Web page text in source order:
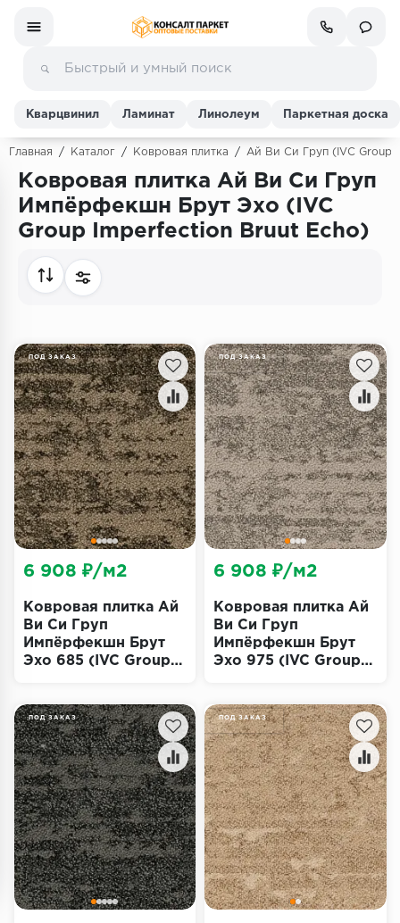
Ламинат
Линолеум
Кварц-винил (ПВХ плитка)
Паркетная доска
Террасная доска
Пробковое покрытие
Ковровая плитка
Плинтус
Подложка
Строительные материалы
Кварцвинил Ламинат Линолеум Паркетная доска
Главная / Каталог / Ковровая плитка / Ай Ви Си Груп (IVC Group)
Ковровая плитка Ай Ви Си Груп
Импёрфекшн Брут Эхо (IVC
Group Imperfection Bruut Echo)
ПОД ЗАКАЗ
Ковровая плитка Ай
Ви Си Груп
Импёрфекшн Брут
Эхо 685 (IVC Group
6 908 ₽/м2
ПОД ЗАКАЗ
Ковровая плитка Ай
Ви Си Груп
Импёрфекшн Брут
Эхо 975 (IVC Group
6 908 ₽/м2
ПОД ЗАКАЗ ПОД ЗАКАЗ